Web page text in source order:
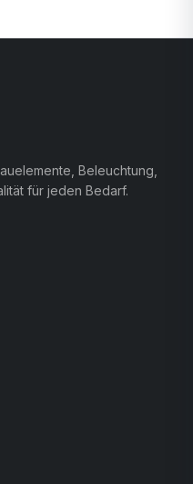
Beleuchtung,
für jeden Bedarf.